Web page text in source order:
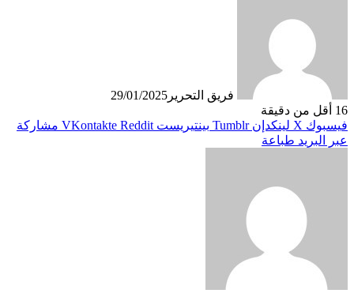
فريق التحرير 29/01/2025
16 أقل من دقيقة
فيسبوك X لينكدإن بينتيريست
مشاركة
عبر البريد طباعة